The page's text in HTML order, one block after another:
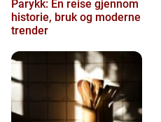
Parykk: En reise gjennom
historie, bruk og moderne
trender